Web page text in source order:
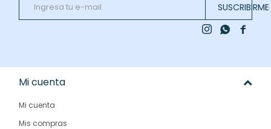
SUSCRIBIRME

 
Mi cuenta
Mi cuenta
Mis compras